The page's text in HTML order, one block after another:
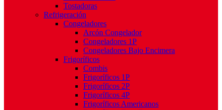
Tostadoras
Refrigeración
Congeladores
Arcón Congelador
Congeladores 1P
Congeladores Bajo Encimera
Frigoríficos
Combis
Frigoríficos 1P
Frigoríficos 2P
Frigoríficos 4P
Frigoríficos Americanos